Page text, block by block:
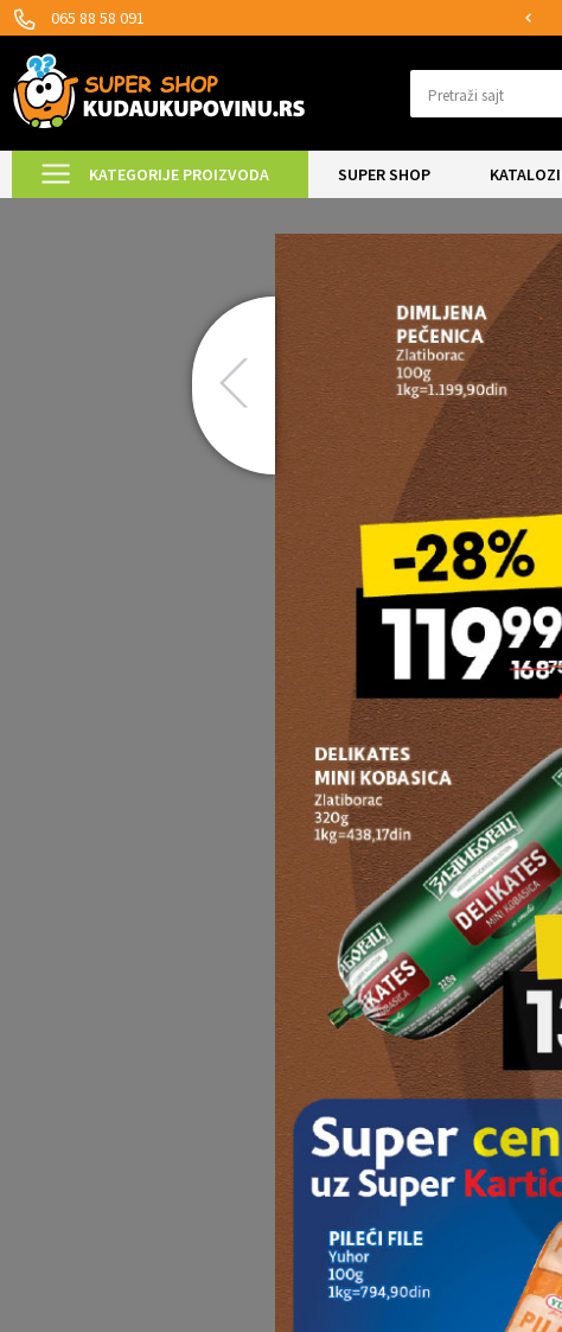
065 88 58 091
Pretraži sajt
KATEGORIJE PROIZVODA SUPER SHOP KATALOZI